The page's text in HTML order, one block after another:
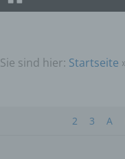
Sie sind hier: Startseite
2 3 A